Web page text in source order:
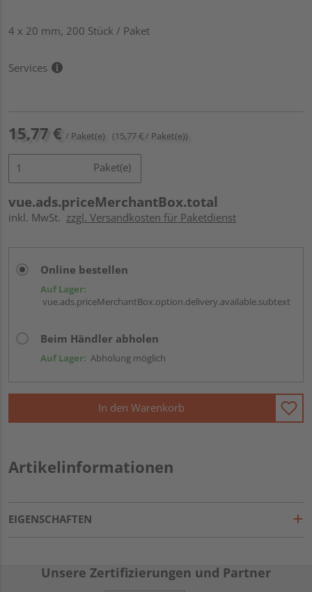
4 x 20 mm, 200 Stück / Paket
Services
15,77 € / Paket(e) (15,77 € / Paket(e))
Paket(e)
vue.ads.priceMerchantBox.total
inkl. MwSt. zzgl. Versandkosten für Paketdienst
Online bestellen
Auf Lager:
vue.ads.priceMerchantBox.option.delivery.available.subtext
Beim Händler abholen
Auf Lager: Abholung möglich
In den Warenkorb
Artikelinformationen
EIGENSCHAFTEN
Unsere Zertifizierungen und Partner